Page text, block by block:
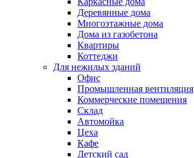
Деревянные дома
Многоэтажные дома
Дома из газобетона
Квартиры
Коттеджи
Для нежилых зданий
Офис
Промышленная вентиляция
Коммерческие помещения
Склад
Автомойка
Цеха
Кафе
Детский сад